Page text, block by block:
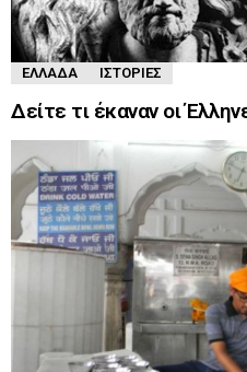
ΕΛΛΆΔΑ ΙΣΤΟΡΊΕΣ
Δείτε τι έκαναν οι